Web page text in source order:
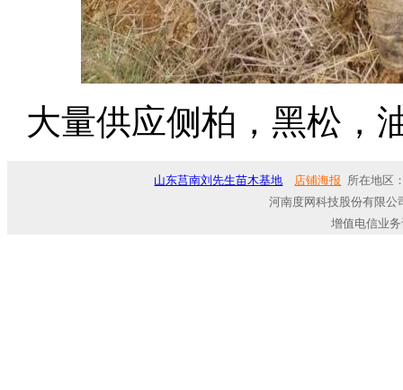
大量供应侧柏，黑松，
山东莒南刘先生苗木基地 店铺海报 所在地区
河南度网科技股份有限
增值电信业